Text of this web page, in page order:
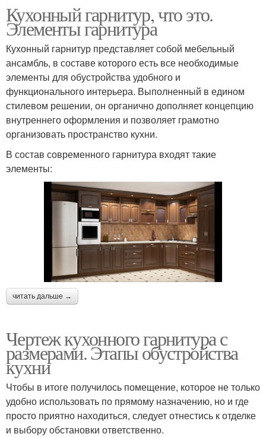
Кухонный гарнитур, что это.
Элементы гарнитура
Кухонный гарнитур представляет собой мебельный
ансамбль, в составе которого есть все необходимые
элементы для обустройства удобного и
функционального интерьера. Выполненный в едином
стилевом решении, он органично дополняет концепцию
внутреннего оформления и позволяет грамотно
организовать пространство кухни.
В состав современного гарнитура входят такие
элементы:
читать дальше →
Чертеж кухонного гарнитура с
размерами. Этапы обустройства
кухни
Чтобы в итоге получилось помещение, которое не только
удобно использовать по прямому назначению, но и где
просто приятно находиться, следует отнестись к отделке
и выбору обстановки ответственно.